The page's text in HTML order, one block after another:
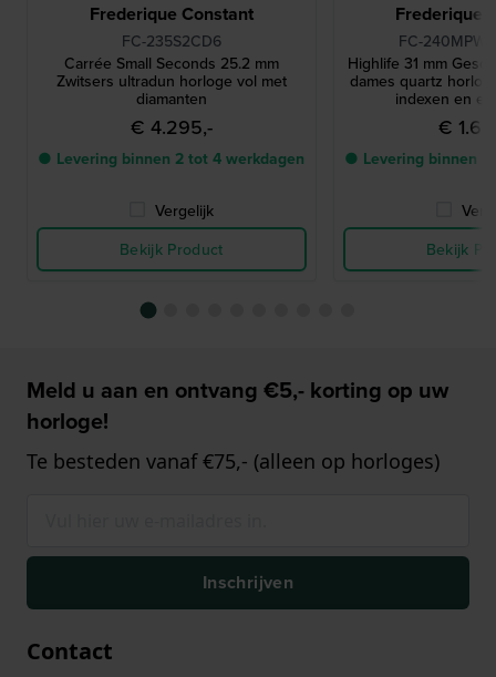
Frederique Constant
FC-235S2CD6
Carrée Small Seconds 25.2 mm
Zwitsers ultradun horloge vol met
diamanten
€ 4.295,-
● Levering binnen 2 tot 4 werkdagen
Vergelijk
Bekijk Product
Frederique
FC-
Highlife 31 mm
dames quartz
indexen en
€
● Levering binnen
Bekijk
Meld u aan en ontvang €5,- korting op uw
horloge!
Te besteden vanaf €75,- (alleen op horloges)
Inschrijven
Contact